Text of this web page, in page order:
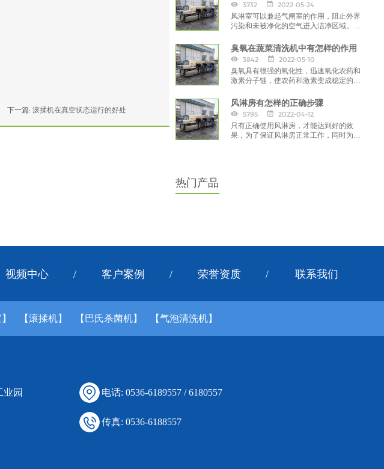
下一篇: 滚揉机在真空状态运行的好处
3732
2022-05-24
风淋室可以兼起气闸室的作用，阻止外界
污染和未被净化的空气进入洁净区域。工
臭氧在蔬菜清洗机中有怎样的作用
3842
2022-05-10
臭氧具有很强的氧化性，迅速氧化农药和
激素分子链，使农药和激素变成稳定的无
有很强的渗透性，
风淋房有怎样的正确步骤
5795
2022-04-12
只有正确使用风淋房，才能达到好的效
果，为了保证风淋房正常工作，同时为了
热门产品
视频中心 / 客户案例 / 荣誉资质 / 联系我们
【滚揉机】 【巴氏杀菌机】 【气泡清洗机】
业园 电话: 0536-6189557 / 6180557
传真: 0536-6188557